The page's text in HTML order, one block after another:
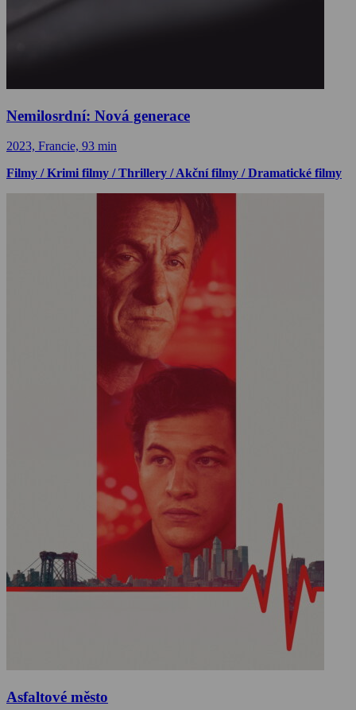
Nemilosrdní: Nová generace
2023, Francie, 93 min
Filmy / Krimi filmy / Thrillery / Akční filmy / Dramatické filmy
Asfaltové město